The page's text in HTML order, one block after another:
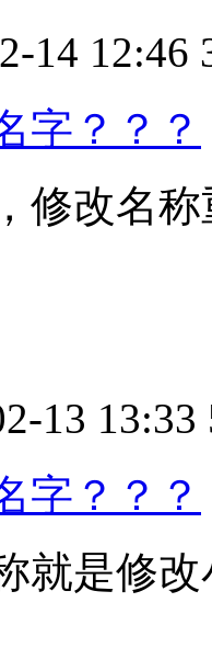
14 12:46
字？？？
修改名
13 13:33
字？？？
就是修